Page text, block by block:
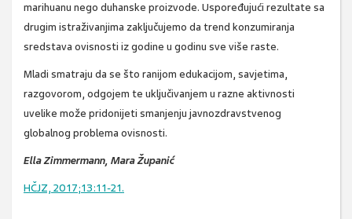
marihuanu nego duhanske proizvode. Uspoređujući rezultate sa
drugim istraživanjima zaključujemo da trend konzumiranja
sredstava ovisnosti iz godine u godinu sve više raste.
Mladi smatraju da se što ranijom edukacijom, savjetima,
razgovorom, odgojem te uključivanjem u razne aktivnosti
uvelike može pridonijeti smanjenju javnozdravstvenog
globalnog problema ovisnosti.
Ella Zimmermann, Mara Županić
HČJZ, 2017;13:11-21.